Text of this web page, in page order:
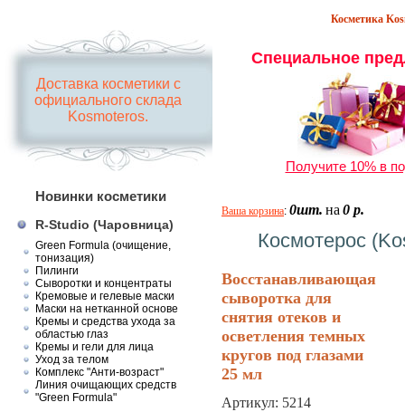
Косметика
Доставка косметики с
официального склада
Kosmoteros.
Новинки косметики
R-Studio (Чаровница)
Green Formula (очищение,
тонизация)
Пилинги
Сыворотки и концентраты
Кремовые и гелевые маски
Маски на нетканной основе
Кремы и средства ухода за
областью глаз
Кремы и гели для лица
Уход за телом
Комплекс "Анти-возраст"
Линия очищающих средств
"Green Formula"
Специальное
Получите 10% в
Ваша корзина: 0шт. на 0 р.
Космотерос
Восстанавливающая
сыворотка для
снятия отеков и
осветления темных
кругов под глазами
25 мл
Артикул: 5214